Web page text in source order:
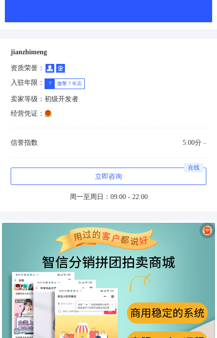
jianzhimeng
资质荣誉：
入驻年限：
7 微擎 7 年店
卖家等级： 初级开发者
经营凭证：
信誉指数 5.00分
立即咨询
在线
周一至周日：09:00 - 22:00